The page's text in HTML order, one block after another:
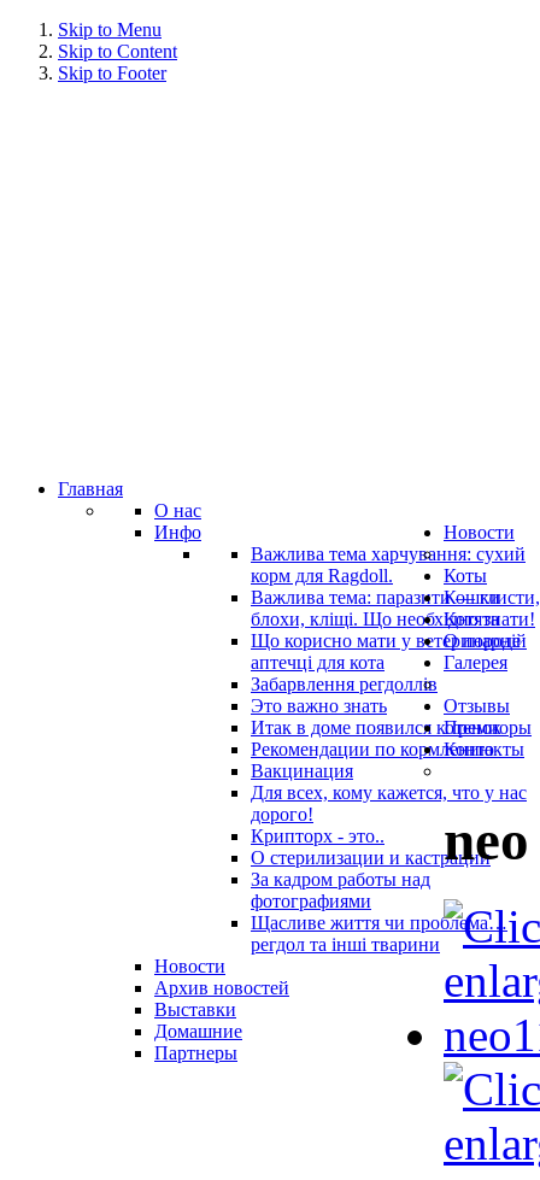
Skip to Menu
Skip to Content
Skip to Footer
Главная
О нас
Инфо
Важлива тема харчування: сухий
корм для Ragdoll.
Важлива тема: паразити — глисти,
блохи, кліщі. Що необхідно знати!
Що корисно мати у ветеринарнiй
аптечцi для кота
Забарвлення регдоллів
Это важно знать
Итак в доме появился котенок
Рекомендации по кормлению
Вакцинация
Для всех, кому кажется, что у нас
дорого!
Крипторх - это..
О стерилизации и кастрации
За кадром работы над
фотографиями
Щасливе життя чи проблема…
регдол та інші тварини
Новости
Новости
Архив новостей
Коты
Кошки
Котята
О породе
Галерея
Выставки
Домашние
Отзывы
Премиоры
Контакты
Партнеры
neo